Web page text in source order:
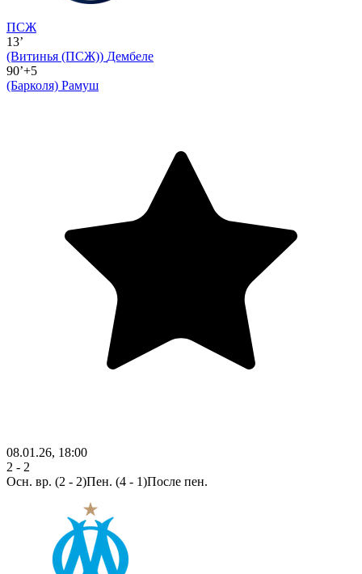
ПСЖ
13’
(Витинья (ПСЖ)) Дембеле
90’+5
(Барколя) Рамуш
08.01.26, 18:00
2 - 2
Осн. вр. (2 - 2)Пен. (4 - 1)После пен.